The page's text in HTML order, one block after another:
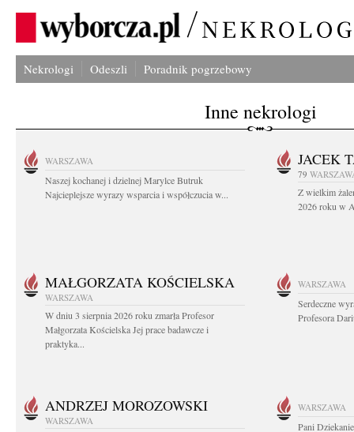
Nekrologi Odeszli Poradnik pogrzebowy
Inne nekrologi
WARSZAWA
Naszej kochanej i dzielnej Marylce Butruk
Najcieplejsze wyrazy wsparcia i współczucia w...
JACEK
79
Z wielkim
2026 roku w
MAŁGORZATA KOŚCIELSKA
WARSZAWA
W dniu 3 sierpnia 2026 roku zmarła Profesor
Małgorzata Kościelska Jej prace badawcze i
praktyka...
WARSZAWA
Serdeczne
Profesora
ANDRZEJ MOROZOWSKI
WARSZAWA
WARSZAWA
Pani